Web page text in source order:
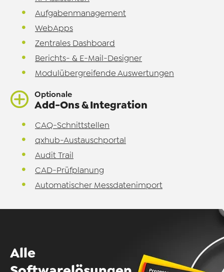
Aufgabenmanagement
WebApps
Zentrales Dashboard
Berichts- & E-Mail-Designer
Modulübergreifende Auswertungen
Optionale
Add-Ons & Integration
CAQ-Schnittstellen
qxhub-Austauschportal
Audit Trail
CAD-Prüfplanung
Automatischer Messdatenimport
Alle